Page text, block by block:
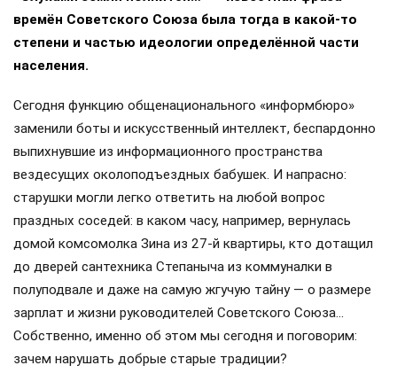
времён Советского Союза была тогда в какой-то
степени и частью идеологии определённой части
населения.
Сегодня функцию общенационального «информбюро»
заменили боты и искусственный интеллект, беспардонно
выпихнувшие из информационного пространства
вездесущих околоподъездных бабушек. И напрасно:
старушки могли легко ответить на любой вопрос
праздных соседей: в каком часу, например, вернулась
домой комсомолка Зина из 27-й квартиры, кто дотащил
до дверей сантехника Степаныча из коммуналки в
полуподвале и даже на самую жгучую тайну — о размере
зарплат и жизни руководителей Советского Союза…
Собственно, именно об этом мы сегодня и поговорим:
зачем нарушать добрые старые традиции?